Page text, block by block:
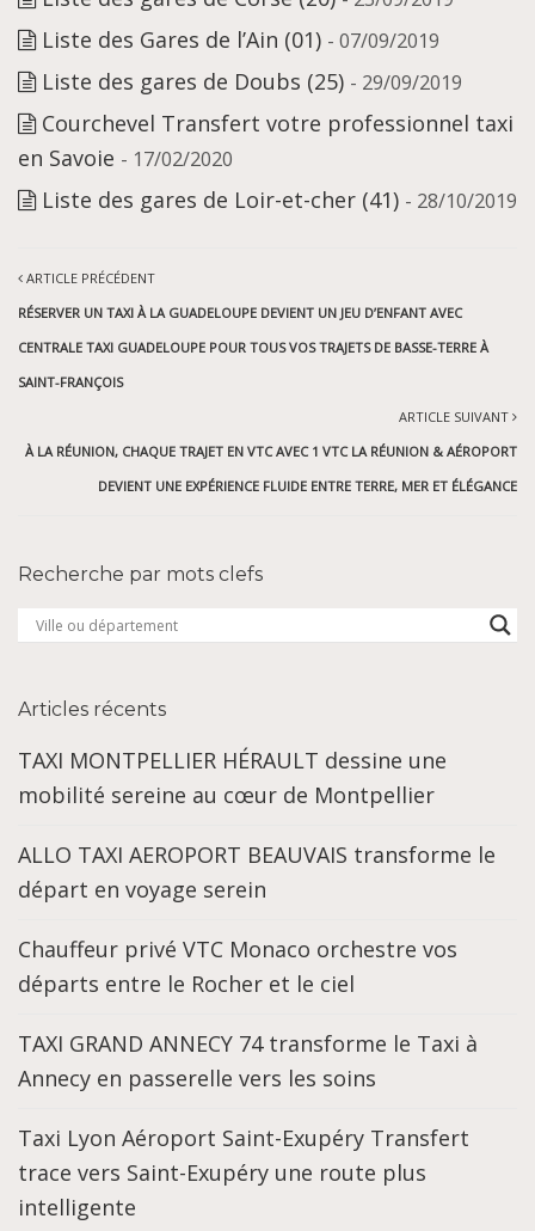
Liste des Gares de l’Ain (01) - 07/09/2019
Liste des gares de Doubs (25) - 29/09/2019
Courchevel Transfert votre professionnel taxi
en Savoie - 17/02/2020
Liste des gares de Loir-et-cher (41) - 28/10/2019
ARTICLE PRÉCÉDENT
RÉSERVER UN TAXI À LA GUADELOUPE DEVIENT UN JEU D’ENFANT AVEC
CENTRALE TAXI GUADELOUPE POUR TOUS VOS TRAJETS DE BASSE-TERRE À
SAINT-FRANÇOIS
ARTICLE SUIVANT
À LA RÉUNION, CHAQUE TRAJET EN VTC AVEC 1 VTC LA RÉUNION & AÉROPORT
DEVIENT UNE EXPÉRIENCE FLUIDE ENTRE TERRE, MER ET ÉLÉGANCE
Recherche par mots clefs
Articles récents
TAXI MONTPELLIER HÉRAULT dessine une
mobilité sereine au cœur de Montpellier
ALLO TAXI AEROPORT BEAUVAIS transforme le
départ en voyage serein
Chauffeur privé VTC Monaco orchestre vos
départs entre le Rocher et le ciel
TAXI GRAND ANNECY 74 transforme le Taxi à
Annecy en passerelle vers les soins
Taxi Lyon Aéroport Saint-Exupéry Transfert
trace vers Saint-Exupéry une route plus
intelligente